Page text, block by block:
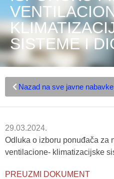
SISTEME I
Nazad na sve javne nabavke
29.03.2024.
Odluka o izboru ponuđača za
ventilacione- klimatizacijske
PREUZMI DOKUMENT